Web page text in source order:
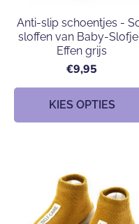
Anti-slip schoentjes -
sloffen van Baby-
Effen grijs
€9,95
KIES OPTIES